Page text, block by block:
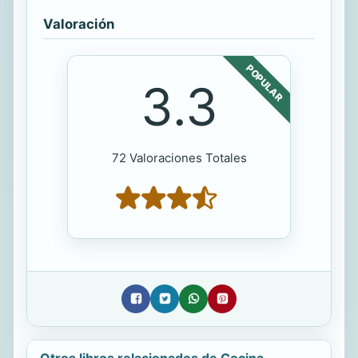
Valoración
POPULAR
3.3
72 Valoraciones Totales